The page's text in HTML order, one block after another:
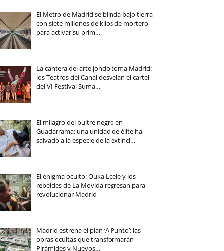
El Metro de Madrid se blinda bajo tierra
con siete millones de kilos de mortero
para activar su prim…
La cantera del arte jondo toma Madrid:
los Teatros del Canal desvelan el cartel
del VI Festival Suma…
El milagro del buitre negro en
Guadarrama: una unidad de élite ha
salvado a la especie de la extinci…
El enigma oculto: Ouka Leele y los
rebeldes de La Movida regresan para
revolucionar Madrid
Madrid estrena el plan ‘A Punto’: las
obras ocultas que transformarán
Pirámides y Nuevos…